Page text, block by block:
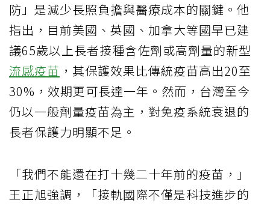
防」是減少長照負擔與醫療成本的關鍵。他
指出，目前美國、英國、加拿大等國早已建
議65歲以上長者接種含佐劑或高劑量的新型
流感疫苗 ，其保護效果比傳統疫苗高出20至
30%，效期更可長達一年。然而，台灣至今
仍以一般劑量疫苗為主，對免疫系統衰退的
長者保護力明顯不足。
「我們不能還在打十幾二十年前的疫苗，」
王正旭強調，「接軌國際不僅是科技進步的